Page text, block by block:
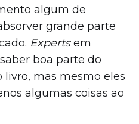
algum de
grande parte
Expertsem
boa parte do
mas mesmo eles
algumas coisas ao